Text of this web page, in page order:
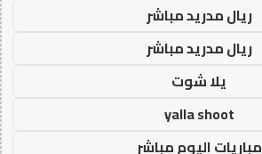
ريال مدريد مباشر
ريال مدريد مباشر
يلا شوت
yalla shoot
مباريات اليوم مباشر